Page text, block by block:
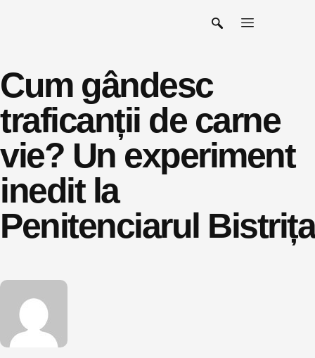
Cum gândesc
traficanții de carne
vie? Un experiment
inedit la
Penitenciarul Bistrița